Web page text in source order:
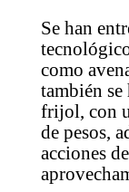
Se han
como
también
frijol, con
de pesos,
acciones